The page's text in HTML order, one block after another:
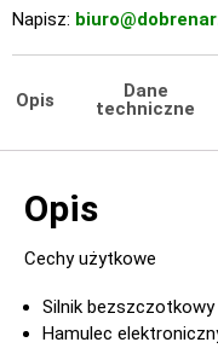
Napisz:
Opis
Dane
techniczne
Opis
Cechy użytkowe
Silnik bezszczotkowy
Hamulec